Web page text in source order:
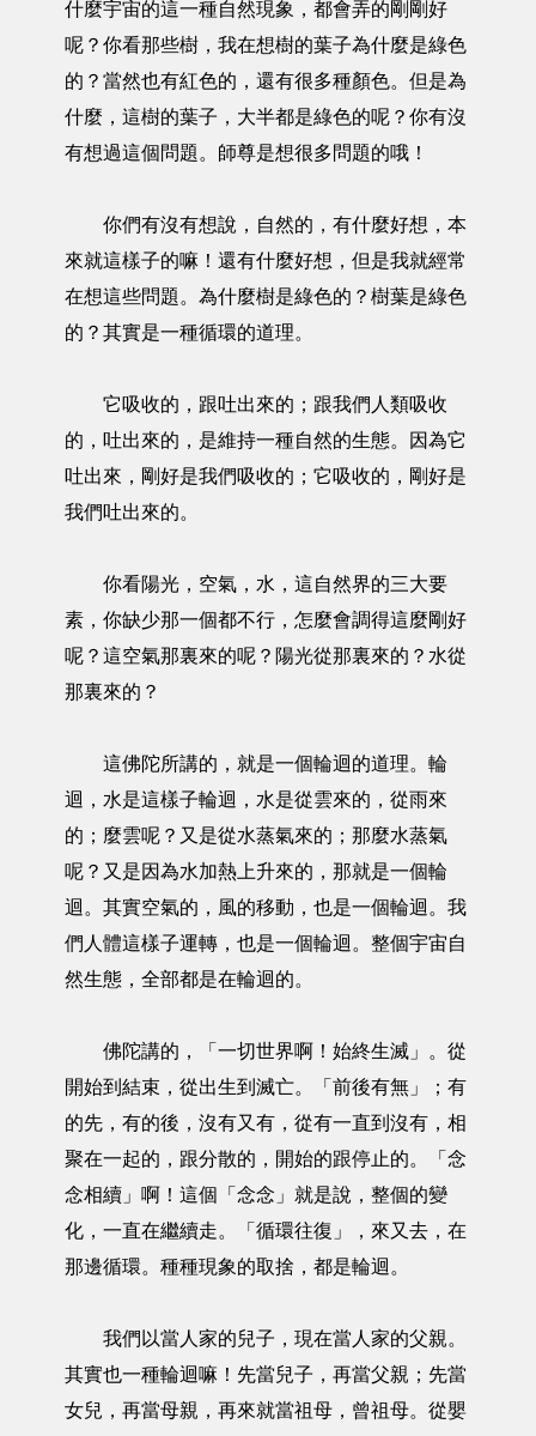
什麼宇宙的這一種自然現象，都會弄的剛剛好
呢？你看那些樹，我在想樹的葉子為什麼是綠色
的？當然也有紅色的，還有很多種顏色。但是為
什麼，這樹的葉子，大半都是綠色的呢？你有沒
有想過這個問題。師尊是想很多問題的哦！
你們有沒有想說，自然的，有什麼好想，本
來就這樣子的嘛！還有什麼好想，但是我就經常
在想這些問題。為什麼樹是綠色的？樹葉是綠色
的？其實是一種循環的道理。
它吸收的，跟吐出來的；跟我們人類吸收
的，吐出來的，是維持一種自然的生態。因為它
吐出來，剛好是我們吸收的；它吸收的，剛好是
我們吐出來的。
你看陽光，空氣，水，這自然界的三大要
素，你缺少那一個都不行，怎麼會調得這麼剛好
呢？這空氣那裏來的呢？陽光從那裏來的？水從
那裏來的？
這佛陀所講的，就是一個輪迴的道理。輪
迴，水是這樣子輪迴，水是從雲來的，從雨來
的；麼雲呢？又是從水蒸氣來的；那麼水蒸氣
呢？又是因為水加熱上升來的，那就是一個輪
迴。其實空氣的，風的移動，也是一個輪迴。我
們人體這樣子運轉，也是一個輪迴。整個宇宙自
然生態，全部都是在輪迴的。
佛陀講的，「一切世界啊！始終生滅」。從
開始到結束，從出生到滅亡。「前後有無」；有
的先，有的後，沒有又有，從有一直到沒有，相
聚在一起的，跟分散的，開始的跟停止的。「念
念相續」啊！這個「念念」就是說，整個的變
化，一直在繼續走。「循環往復」，來又去，在
那邊循環。種種現象的取捨，都是輪迴。
我們以當人家的兒子，現在當人家的父親。
其實也一種輪迴嘛！先當兒子，再當父親；先當
女兒，再當母親，再來就當祖母，曾祖母。從嬰